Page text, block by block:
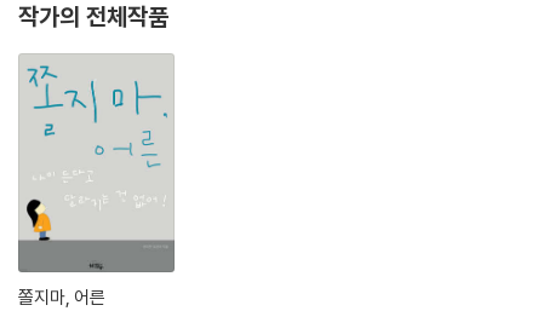
작가의 전체작품
쫄지마, 어른